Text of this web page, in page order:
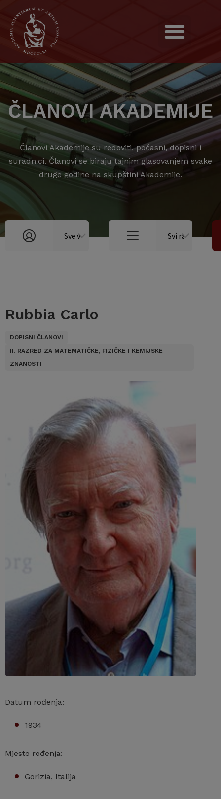
ČLANOVI AKADEMIJE
Članovi Akademije su redoviti, počasni, dopisni i
suradnici. Članovi se biraju tajnim glasovanjem svake
druge godine na skupštini Akademije.
Rubbia Carlo
DOPISNI ČLANOVI
II. RAZRED ZA MATEMATIČKE, FIZIČKE I KEMIJSKE
ZNANOSTI
Datum rođenja:
1934
Mjesto rođenja:
Gorizia, Italija